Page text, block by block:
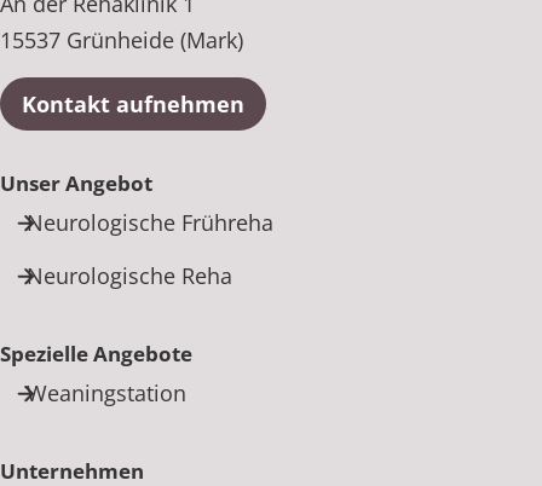
15537 Grünheide (Mark)
Kontakt aufnehmen
Unser Angebot
Neurologische Frühreha
Neurologische Reha
Spezielle Angebote
Weaningstation
Unternehmen